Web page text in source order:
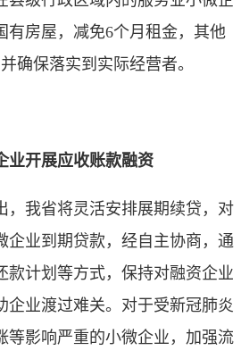
有房屋，减免6个月租金，其他
确保落实到实际经营者。
开展应收账款融资
我省将灵活安排展期续贷，对
企业到期贷款，经自主协商，通
款计划等方式，保持对融资企业
企业渡过难关。对于受新冠肺炎
等影响严重的小微企业，加强流